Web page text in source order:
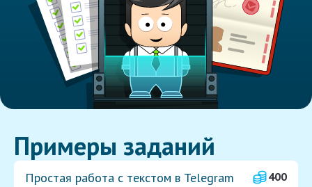
Примеры заданий
Простая работа с текстом в Telegram
400